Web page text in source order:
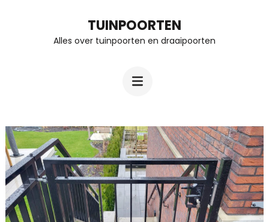
TUINPOORTEN
Alles over tuinpoorten en draaipoorten